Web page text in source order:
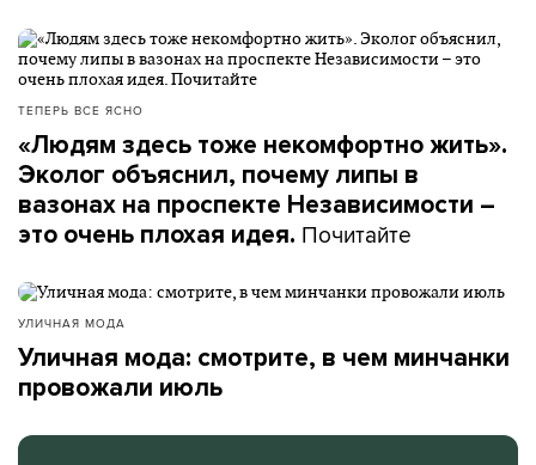
ТЕПЕРЬ ВСЕ ЯСНО
«Людям здесь тоже некомфортно жить».
Эколог объяснил, почему липы в
вазонах на проспекте Независимости –
это очень плохая идея. Почитайте
УЛИЧНАЯ МОДА
Уличная мода: смотрите, в чем минчанки
провожали июль